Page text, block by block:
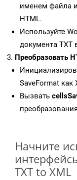
именем файла
HTML.
Используйте
документа TXT
Преобразовать
SaveFormat как
Вызвать
Начните
TXT to XML